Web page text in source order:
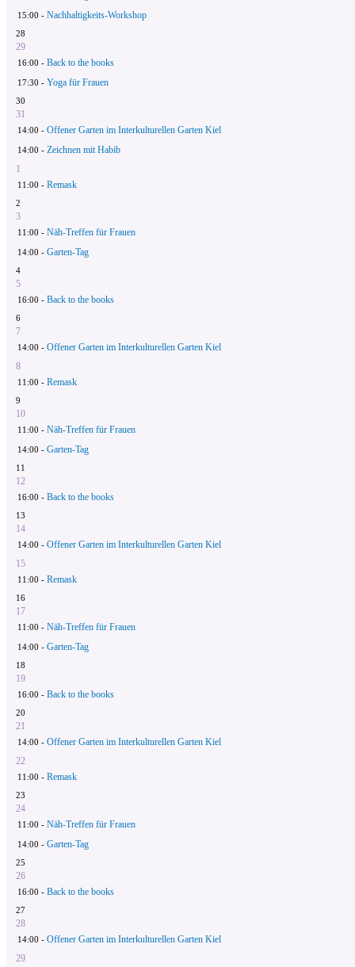
15:00 - Nachhaltigkeits-Workshop
28
29
16:00 - Back to the books
17:30 - Yoga für Frauen
30
31
14:00 - Offener Garten im Interkulturellen Garten Kiel
14:00 - Zeichnen mit Habib
1
11:00 - Remask
2
3
11:00 - Näh-Treffen für Frauen
14:00 - Garten-Tag
4
5
16:00 - Back to the books
6
7
14:00 - Offener Garten im Interkulturellen Garten Kiel
8
11:00 - Remask
9
10
11:00 - Näh-Treffen für Frauen
14:00 - Garten-Tag
11
12
16:00 - Back to the books
13
14
14:00 - Offener Garten im Interkulturellen Garten Kiel
15
11:00 - Remask
16
17
11:00 - Näh-Treffen für Frauen
14:00 - Garten-Tag
18
19
16:00 - Back to the books
20
21
14:00 - Offener Garten im Interkulturellen Garten Kiel
22
11:00 - Remask
23
24
11:00 - Näh-Treffen für Frauen
14:00 - Garten-Tag
25
26
16:00 - Back to the books
27
28
14:00 - Offener Garten im Interkulturellen Garten Kiel
29